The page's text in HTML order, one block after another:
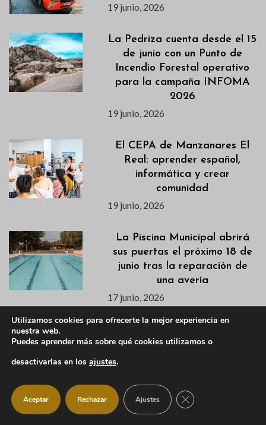
19 junio, 2026
La Pedriza cuenta desde el 15
de junio con un Punto de
Incendio Forestal operativo
para la campaña INFOMA
2026
19 junio, 2026
El CEPA de Manzanares El
Real: aprender español,
informática y crear
comunidad
19 junio, 2026
La Piscina Municipal abrirá
sus puertas el próximo 18 de
junio tras la reparación de
una avería
17 junio, 2026
admitidas/os para los cursos
17 junio, 2026
Utilizamos cookies para ofrecerte la mejor experiencia en
nuestra web.
Puedes aprender más sobre qué cookies utilizamos o
desactivarlas en los ajustes.
Aceptar Rechazar Ajustes CERRAR EL